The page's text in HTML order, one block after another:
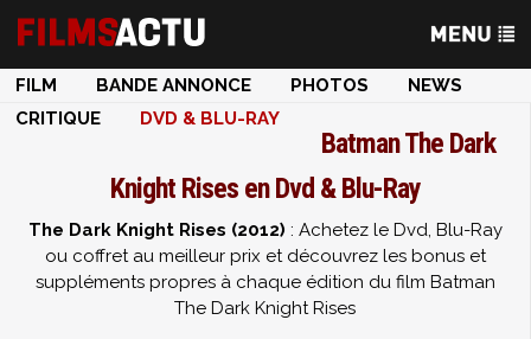
FILM BANDE ANNONCE PHOTOS
NEWS
CRITIQUE
DVD & BLU-RAY
Batman The Dark
Knight Rises en Dvd & Blu-Ray
The Dark Knight Rises (2012) : Achetez le Dvd, Blu-Ray
ou coffret au meilleur prix et découvrez les bonus et
suppléments propres à chaque édition du film Batman
The Dark Knight Rises